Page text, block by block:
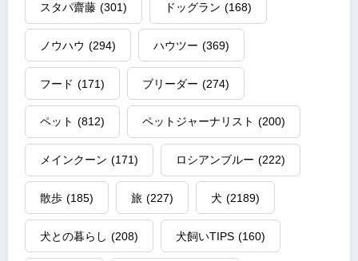
スタパ齋藤 (301) ドッグラン (168)
ノウハウ (294) ハウツー (369)
フード (171) ブリーダー (274)
ペット (812) ペットジャーナリスト (200)
メインクーン (171) ロシアンブルー (222)
散歩 (185) 旅 (227) 犬 (2189)
犬との暮らし (208) 犬飼いTIPS (160)